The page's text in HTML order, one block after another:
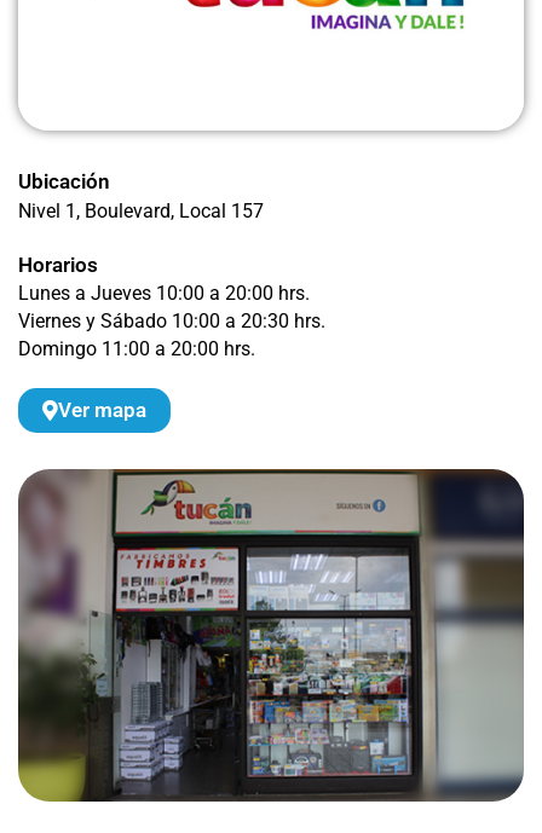
Ubicación
Nivel 1, Boulevard, Local 157
Horarios
Lunes a Jueves 10:00 a 20:00 hrs.
Viernes y Sábado 10:00 a 20:30 hrs.
Domingo 11:00 a 20:00 hrs.
Ver mapa